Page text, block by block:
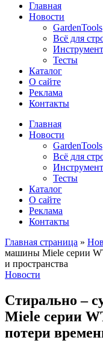
Главная
Новости
GardenTools
Всё для
Тесты
Каталог
О сайте
Реклама
Контакты
Главная
Новости
GardenTools
Всё для
Тесты
Каталог
О сайте
Реклама
Контакты
Главная страница »
машины Miele серии
и пространства
Новости
Стирально –
Miele серии
потери